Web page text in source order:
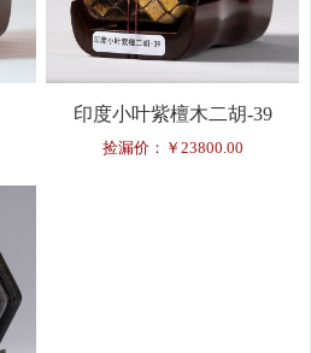
印度小叶紫檀木二胡-39
捡漏价：￥23800.00